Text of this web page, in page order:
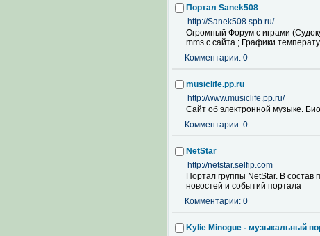
Портал Sanek508
http://Sanek508.spb.ru/
Огромный Форум с играми
mms с сайта ; Графики
Комментарии: 0
musiclife.pp.ru
http://www.musiclife.pp.ru/
Сайт об электронной музыке.
Комментарии: 0
NetStar
http://netstar.selfip.com
Портал группы NetStar. В
новостей и событий портала
Комментарии: 0
Kylie Minogue - музыкальный